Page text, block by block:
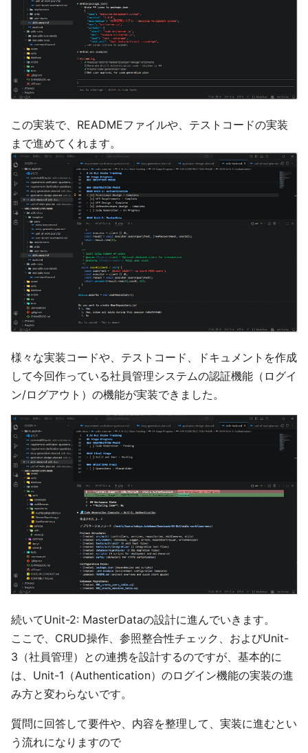
この実装で、READMEファイルや、テストコードの実装
まで進めてくれます。
様々な実装コードや、テストコード、ドキュメントを作成
して今回作っている社員管理システムの認証機能（ログイ
ン/ログアウト）の機能が実装できました。
続いてUnit-2: MasterDataの設計に進んでいきます。
ここで、CRUD操作、参照整合性チェック、およびUnit-
3（社員管理）との連携を設計するのですが、基本的に
は、Unit-1（Authentication）のログイン機能の実装の進
み方と変わらないです。
質問に回答して要件や、内容を整理して、実装に進むとい
う流れになりますので